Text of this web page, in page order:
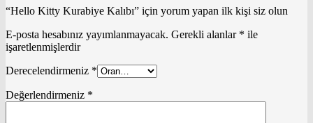
“Hello Kitty Kurabiye Kalıbı” için yorum yapan ilk kişi siz olun
E-posta hesabınız yayımlanmayacak. Gerekli alanlar * ile
işaretlenmişlerdir
Derecelendirmeniz *
Değerlendirmeniz *